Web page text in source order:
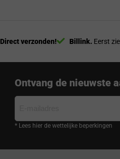
Direct verzonden! Billink. Eerst
Ontvang de nieuwste
* Lees hier de wettelijke beperkingen